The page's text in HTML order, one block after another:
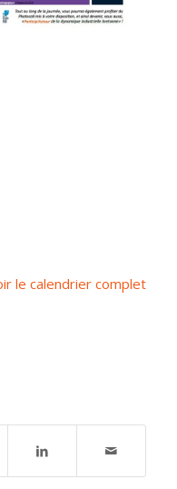
le calendrier complet